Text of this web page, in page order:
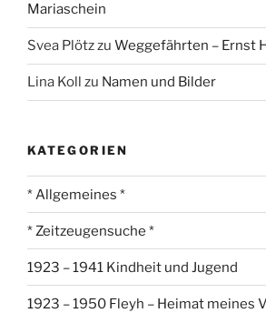
Mariaschein
Svea Plötzzu Weggefährten – Ernst
Lina Koll zu Namen und Bilder
KATEGORIEN
* Allgemeines *
* Zeitzeugensuche *
1923 – 1941 Kindheit und Jugend
1923 – 1950 Fleyh – Heimat meines